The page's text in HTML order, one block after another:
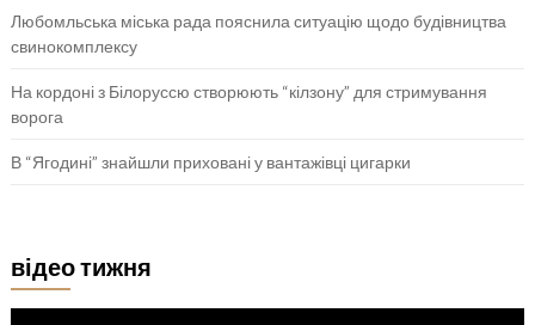
Любомльська міська рада пояснила ситуацію щодо будівництва
свинокомплексу
На кордоні з Білоруссю створюють “кілзону” для стримування
ворога
В “Ягодині” знайшли приховані у вантажівці цигарки
відео тижня